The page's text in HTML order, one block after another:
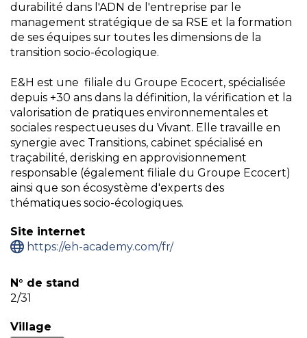
durabilité dans l'ADN de l'entreprise par le
management stratégique de sa RSE et la formation
de ses équipes sur toutes les dimensions de la
transition socio-écologique.
E&H est une filiale du Groupe Ecocert, spécialisée
depuis +30 ans dans la définition, la vérification et la
valorisation de pratiques environnementales et
sociales respectueuses du Vivant. Elle travaille en
synergie avec Transitions, cabinet spécialisé en
traçabilité, derisking en approvisionnement
responsable (également filiale du Groupe Ecocert)
ainsi que son écosystème d'experts des
thématiques socio-écologiques.
Site internet
https://eh-academy.com/fr/
N° de stand
2/31
Village